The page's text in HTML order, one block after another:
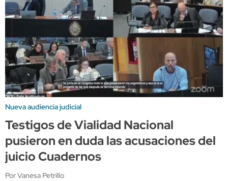
Nueva audiencia judicial
Testigos de Vialidad Nacional
pusieron en duda las acusaciones del
juicio Cuadernos
Por Vanesa Petrillo